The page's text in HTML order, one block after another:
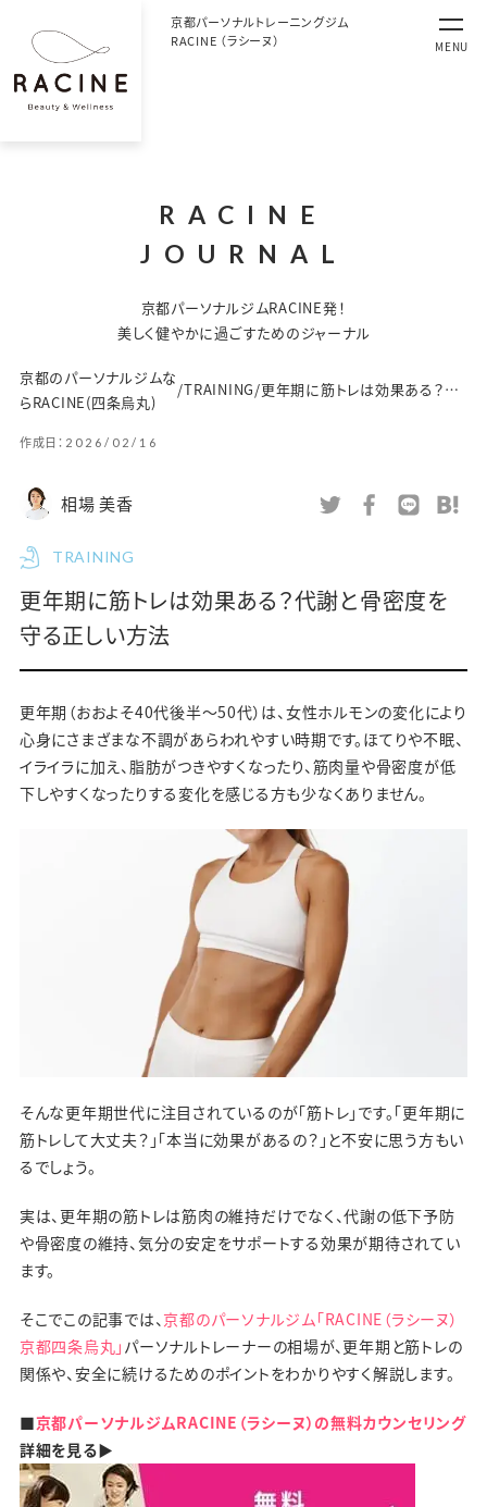
京都パーソナルトレーニングジム
RACINE （ラシーヌ）
MENU
RACINE
JOURNAL
京都パーソナルジムRACINE発！
美しく健やかに過ごすためのジャーナル
京都のパーソナルジムな
らRACINE(四条烏丸)
/TRAINING/ 更年期に筋トレは効果ある？代謝と骨密度を守る正しい方法
作成日： 2026/02/16
相場 美香
TRAINING
更年期に筋トレは効果ある？代謝と骨密度を
守る正しい方法
更年期（おおよそ40代後半〜50代）は、女性ホルモンの変化により
心身にさまざまな不調があらわれやすい時期です。ほてりや不眠、
イライラに加え、脂肪がつきやすくなったり、筋肉量や骨密度が低
下しやすくなったりする変化を感じる方も少なくありません。
そんな更年期世代に注目されているのが「筋トレ」です。「更年期に
筋トレして大丈夫？」「本当に効果があるの？」と不安に思う方もい
るでしょう。
実は、更年期の筋トレは筋肉の維持だけでなく、代謝の低下予防
や骨密度の維持、気分の安定をサポートする効果が期待されてい
ます。
そこでこの記事では、京都のパーソナルジム「RACINE（ラシーヌ）
京都四条烏丸」 パーソナルトレーナーの相場が、更年期と筋トレの
関係や、安全に続けるためのポイントをわかりやすく解説します。
■京都パーソナルジムRACINE（ラシーヌ）の無料カウンセリング
詳細を見る▶